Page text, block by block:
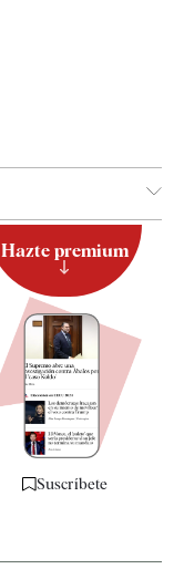
Hazte premium
Suscríbete